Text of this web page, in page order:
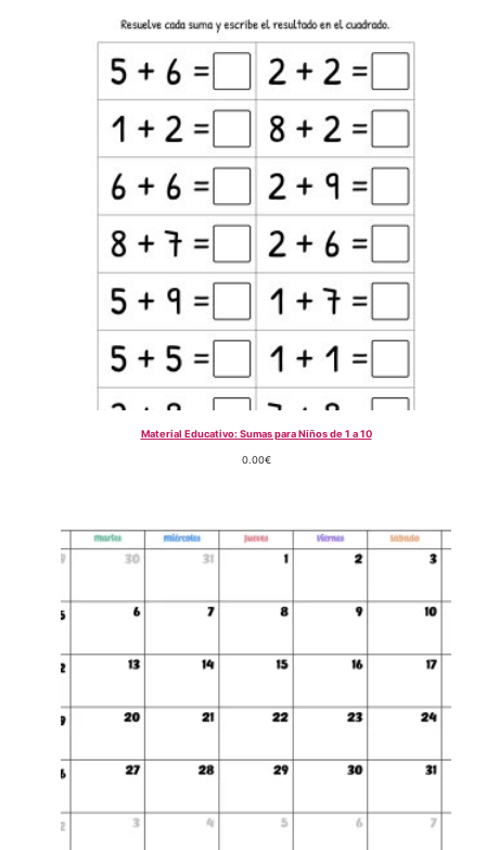
Material Educativo: Sumas para Niños de 1 a 10
0.00€